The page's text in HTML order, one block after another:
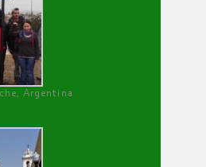
Argentina